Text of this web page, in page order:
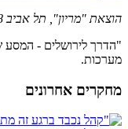
הוצאת "מריון", תל אביב 1988
"הדרך לירושלים - המסע
מערכות.
מחקרים אחרונים